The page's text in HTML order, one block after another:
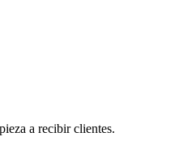
a recibir clientes.